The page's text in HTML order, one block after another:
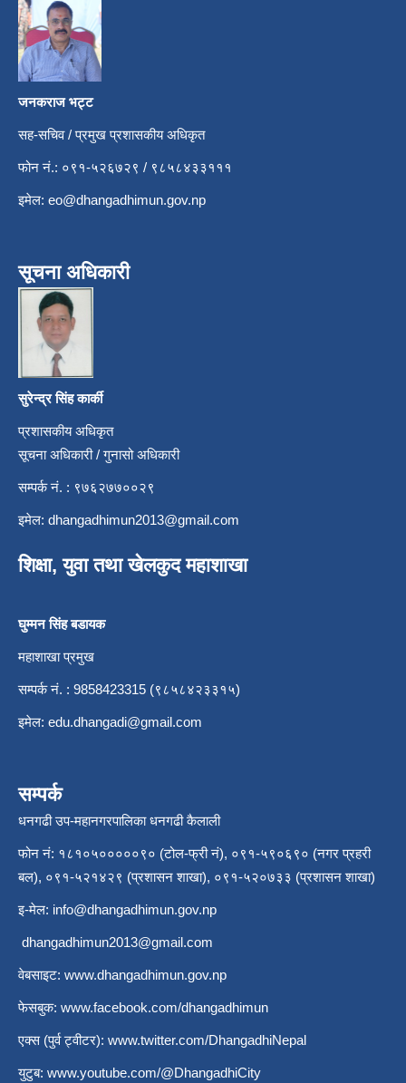
जनकराज भट्ट
सह-सचिव / प्रमुख प्रशासकीय अधिकृत
फोन नं.: ०९१-५२६७२९ / ९८५८४३३१११
इमेल: eo@dhangadhimun.gov.np
सूचना अधिकारी
सुरेन्द्र सिंह कार्की
प्रशासकीय अधिकृत
सूचना अधिकारी / गुनासो अधिकारी
सम्पर्क नं. : ९७६२७७००२९
इमेल: dhangadhimun2013@gmail.com
शिक्षा, युवा तथा खेलकुद महाशाखा
घुम्मन सिंह बडायक
महाशाखा प्रमुख
सम्पर्क नं. : 9858423315 (९८५८४२३३१५)
इमेल: edu.dhangadi@gmail.com
सम्पर्क
धनगढी उप-महानगरपालिका धनगढी कैलाली
फोन नं: १८१०५०००००९० (टोल-फ्री नं), ०९१-५९०६९० (नगर प्रहरी
बल), ०९१-५२१४२९ (प्रशासन शाखा), ०९१-५२०७३३ (प्रशासन शाखा)
इ-मेल: info@dhangadhimun.gov.np
dhangadhimun2013@gmail.com
वेबसाइट: www.dhangadhimun.gov.np
फेसबुक: www.facebook.com/dhangadhimun
एक्स (पुर्व ट्वीटर): www.twitter.com/DhangadhiNepal
युटुब: www.youtube.com/@DhangadhiCity